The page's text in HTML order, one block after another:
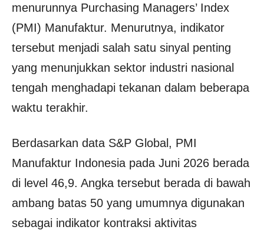
menurunnya Purchasing Managers’ Index
(PMI) Manufaktur. Menurutnya, indikator
tersebut menjadi salah satu sinyal penting
yang menunjukkan sektor industri nasional
tengah menghadapi tekanan dalam beberapa
waktu terakhir.
Berdasarkan data S&P Global, PMI
Manufaktur Indonesia pada Juni 2026 berada
di level 46,9. Angka tersebut berada di bawah
ambang batas 50 yang umumnya digunakan
sebagai indikator kontraksi aktivitas